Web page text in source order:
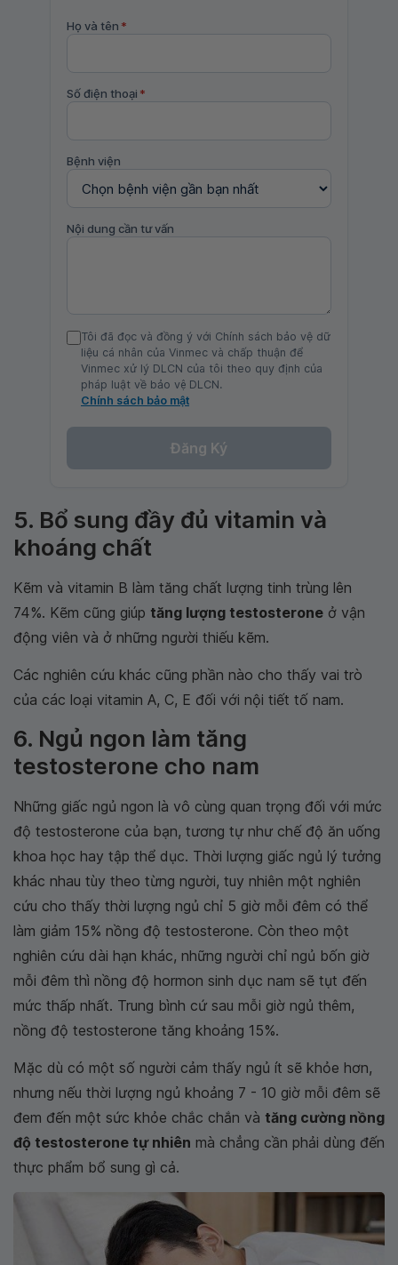
Họ và tên *
Số điện thoại *
Bệnh viện
Nội dung cần tư vấn
Tôi đã đọc và đồng ý với Chính sách bảo vệ dữ
liệu cá nhân của Vinmec và chấp thuận để
Vinmec xử lý DLCN của tôi theo quy định của
pháp luật về bảo vệ DLCN.
Chính sách bảo mật
Đăng Ký
5. Bổ sung đầy đủ vitamin và
khoáng chất
Kẽm và vitamin B làm tăng chất lượng tinh trùng lên
74%. Kẽm cũng giúp tăng lượng testosterone ở vận
động viên và ở những người thiếu kẽm.
Các nghiên cứu khác cũng phần nào cho thấy vai trò
của các loại vitamin A, C, E đối với nội tiết tố nam.
6. Ngủ ngon làm tăng
testosterone cho nam
Những giấc ngủ ngon là vô cùng quan trọng đối với mức
độ testosterone của bạn, tương tự như chế độ ăn uống
khoa học hay tập thể dục. Thời lượng giấc ngủ lý tưởng
khác nhau tùy theo từng người, tuy nhiên một nghiên
cứu cho thấy thời lượng ngủ chỉ 5 giờ mỗi đêm có thể
làm giảm 15% nồng độ testosterone. Còn theo một
nghiên cứu dài hạn khác, những người chỉ ngủ bốn giờ
mỗi đêm thì nồng độ hormon sinh dục nam sẽ tụt đến
mức thấp nhất. Trung bình cứ sau mỗi giờ ngủ thêm,
nồng độ testosterone tăng khoảng 15%.
Mặc dù có một số người cảm thấy ngủ ít sẽ khỏe hơn,
nhưng nếu thời lượng ngủ khoảng 7 - 10 giờ mỗi đêm sẽ
đem đến một sức khỏe chắc chắn và tăng cường nồng
độ testosterone tự nhiên mà chẳng cần phải dùng đến
thực phẩm bổ sung gì cả.